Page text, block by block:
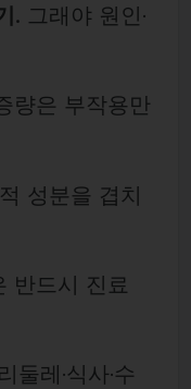
. 그래야 원인·
량은 부작용만
성분을 겹치
반드시 진료
둘레·식사·수